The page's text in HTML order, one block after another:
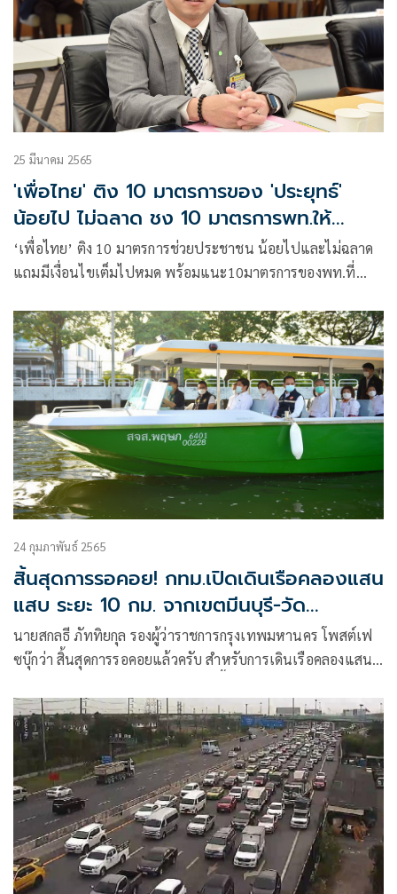
25 มีนาคม 2565
'เพื่อไทย' ติง 10 มาตรการของ 'ประยุทธ์'
น้อยไป ไม่ฉลาด ชง 10 มาตรการพท.ให้
เปรียบเทียบ
‘เพื่อไทย’ ติง 10 มาตรการช่วยประชาชน น้อยไปและไม่ฉลาด
แถมมีเงื่อนไขเต็มไปหมด พร้อมแนะ10มาตรการของพท.ที่
ให้ปชช.ได้เปรียบเทียบ
24 กุมภาพันธ์ 2565
สิ้นสุดการรอคอย! กทม.เปิดเดินเรือคลองแสน
แสบ ระยะ 10 กม. จากเขตมีนบุรี-วัด
ศรีบุญเรือง
นายสกลธี ภัททิยกุล รองผู้ว่าราชการกรุงเทพมหานคร โพสต์เฟ
ซบุ๊กว่า สิ้นสุดการรอคอยแล้วครับ สำหรับการเดินเรือคลองแสน
นายกรัฐมนตรี พลเอกประยุทธ์ จันทร์โอชา ได้มอบหมายให้
กรุงเทพมหานครเพิ่มเส้นทางเดินเรือเชื่อมต่อระบบขนส่ง
สาธารณะ “ล้อ ราง เรือ”